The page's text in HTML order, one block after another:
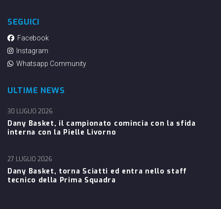
SEGUICI
Facebook
Instagram
Whatsapp Community
ULTIME NEWS
Dany Basket, il campionato comincia con la sfida
interna con la Pielle Livorno
30 LUGLIO 2026
Dany Basket, torna Sciatti ed entra nello staff
tecnico della Prima Squadra
27 LUGLIO 2026